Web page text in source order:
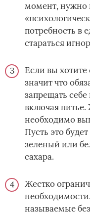
момент, нужно
потребность в
стараться
Если вы хотите
значит что
запрещать
включая
необходимо
Пусть это
зеленый или
сахара.
Жестко
называемые